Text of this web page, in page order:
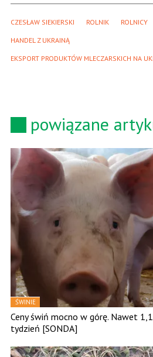
CZESŁAW SIEKIERSKI ROLNIK ROLNICY
HANDEL Z UKRAINĄ
EKSPORT PRODUKTÓW MLECZARSKICH NA
powiązane
ŚWINIE
Ceny świń mocno w górę. Nawet
tydzień [SONDA]